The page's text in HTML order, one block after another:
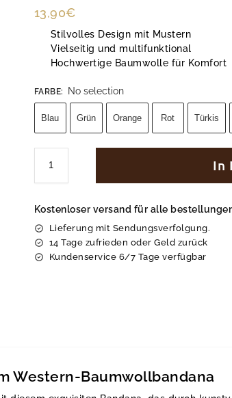
13,90€
Stilvolles Design mit Mustern
Vielseitig und multifunktional
Hochwertige Baumwolle für Komfort
FARBE: No selection
Blau Grün Orange Rot Türkis
In
Kostenloser versand für alle
Lieferung mit Sendungsverfolgung.
14 Tage zufrieden oder Geld zurück
Kundenservice 6/7 Tage verfügbar
Western-Baumwollbandana